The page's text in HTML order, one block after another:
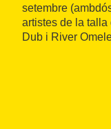
setembre
artistes de la talla
Dub i River
determinants a